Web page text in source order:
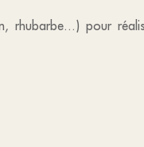
rhubarbe...) pour